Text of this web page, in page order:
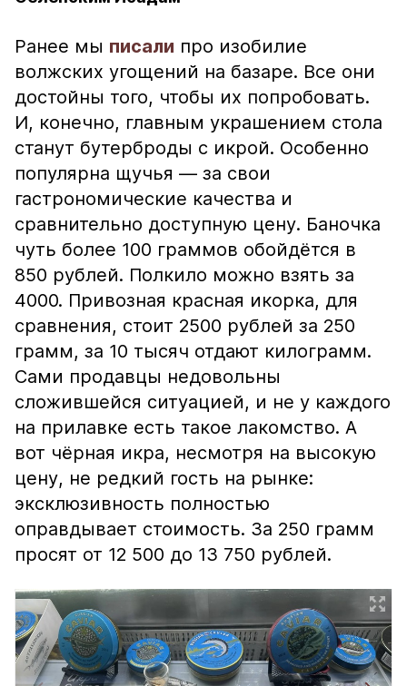
Ранее мы писали про изобилие
волжских угощений на базаре. Все они
достойны того, чтобы их попробовать.
И, конечно, главным украшением стола
станут бутерброды с икрой. Особенно
популярна щучья — за свои
гастрономические качества и
сравнительно доступную цену. Баночка
чуть более 100 граммов обойдётся в
850 рублей. Полкило можно взять за
4000. Привозная красная икорка, для
сравнения, стоит 2500 рублей за 250
грамм, за 10 тысяч отдают килограмм.
Сами продавцы недовольны
сложившейся ситуацией, и не у каждого
на прилавке есть такое лакомство. А
вот чёрная икра, несмотря на высокую
цену, не редкий гость на рынке:
эксклюзивность полностью
оправдывает стоимость. За 250 грамм
просят от 12 500 до 13 750 рублей.